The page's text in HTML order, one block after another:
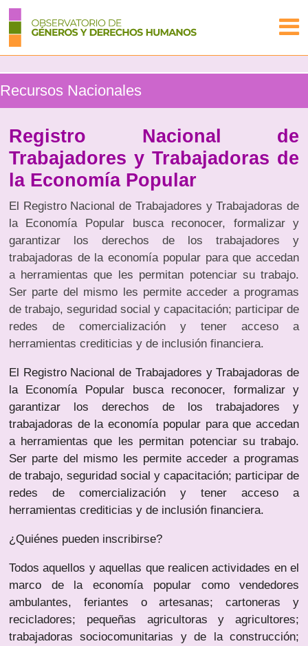
Recursos Nacionales
Registro Nacional de
Trabajadores y Trabajadoras de
la Economía Popular
El Registro Nacional de Trabajadores y Trabajadoras de
la Economía Popular busca reconocer, formalizar y
garantizar los derechos de los trabajadores y
trabajadoras de la economía popular para que accedan
a herramientas que les permitan potenciar su trabajo.
Ser parte del mismo les permite acceder a programas
de trabajo, seguridad social y capacitación; participar de
redes de comercialización y tener acceso a
herramientas crediticias y de inclusión financiera.
El Registro Nacional de Trabajadores y Trabajadoras de
la Economía Popular busca reconocer, formalizar y
garantizar los derechos de los trabajadores y
trabajadoras de la economía popular para que accedan
a herramientas que les permitan potenciar su trabajo.
Ser parte del mismo les permite acceder a programas
de trabajo, seguridad social y capacitación; participar de
redes de comercialización y tener acceso a
herramientas crediticias y de inclusión financiera.
¿Quiénes pueden inscribirse?
Todos aquellos y aquellas que realicen actividades en el
marco de la economía popular como vendedores
ambulantes, feriantes o artesanas; cartoneras y
recicladores; pequeñas agricultoras y agricultores;
trabajadoras sociocomunitarias y de la construcción;